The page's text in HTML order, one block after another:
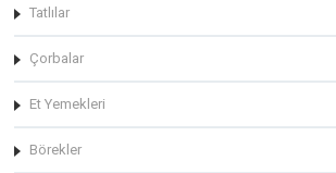
Tatlılar
Çorbalar
Et Yemekleri
Börekler